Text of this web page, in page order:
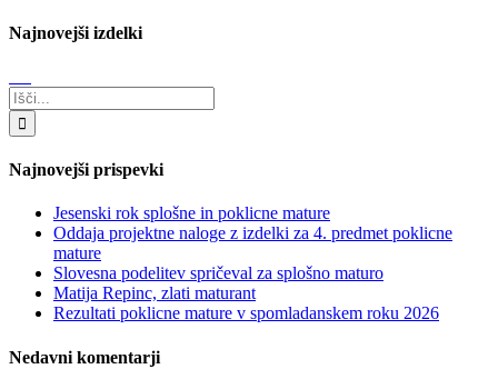
Najnovejši izdelki
Search
for:
Najnovejši prispevki
Jesenski rok splošne in poklicne mature
Oddaja projektne naloge z izdelki za 4. predmet poklicne
mature
Slovesna podelitev spričeval za splošno maturo
Matija Repinc, zlati maturant
Rezultati poklicne mature v spomladanskem roku 2026
Nedavni komentarji